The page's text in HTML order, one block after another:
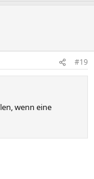
#19
wenn eine